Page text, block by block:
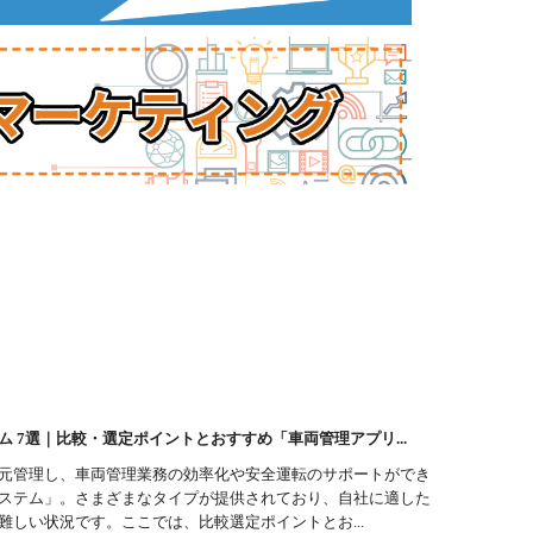
7選｜比較・選定ポイントとおすすめ「車両管理アプリ...
管理し、車両管理業務の効率化や安全運転のサポートができ
テム」。さまざまなタイプが提供されており、自社に適した
しい状況です。ここでは、比較選定ポイントとお...